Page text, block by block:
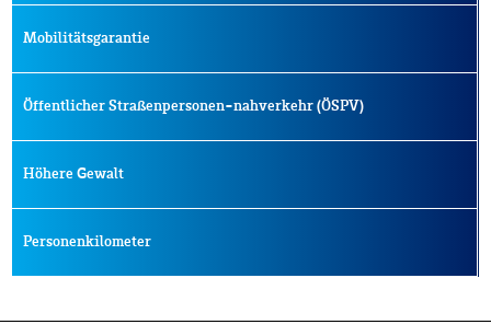
Mobilitätsgarantie
Öffentlicher Straßenpersonen-nahverkehr (ÖSPV)
Höhere Gewalt
Personenkilometer